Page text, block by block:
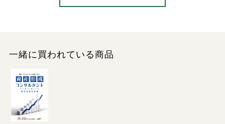
一緒に買われている商品